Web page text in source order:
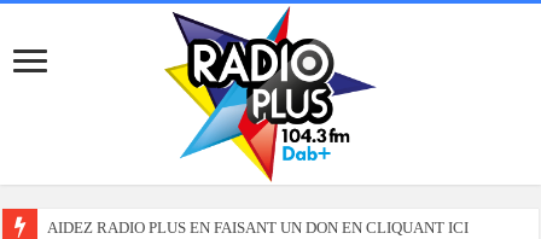
AIDEZ RADIO PLUS EN FAISANT UN DON EN CLIQUANT ICI